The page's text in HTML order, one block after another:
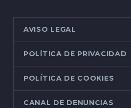
AVISO LEGAL
POLÍTICA DE PRIVACIDAD
POLÍTICA DE COOKIES
CANAL DE DENUNCIAS